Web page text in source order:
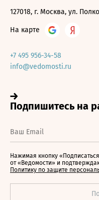
127018, г. Москва, ул.
На карте
+7 495 956-34-58
info@vedomosti.ru
Нажимая кнопку
от «Ведомости» и
Политику по защите